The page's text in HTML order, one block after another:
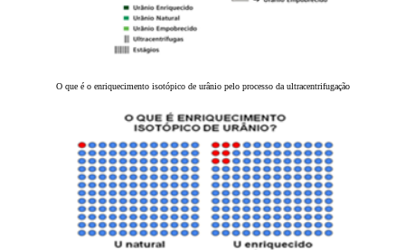
O que é o enriquecimento isotópico de urânio pelo processo da ultracentrifugação